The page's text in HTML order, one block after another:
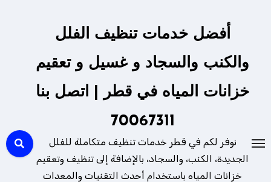
أفضل خدمات تنظيف الفلل
والكنب والسجاد و غسيل و تعقيم
خزانات المياه في قطر | اتصل بنا
70067311
نوفر لكم في قطر خدمات تنظيف متكاملة للفلل
الجديدة، الكنب، والسجاد، بالإضافة إلى تنظيف وتعقيم
خزانات المياه باستخدام أحدث التقنيات والمعدات